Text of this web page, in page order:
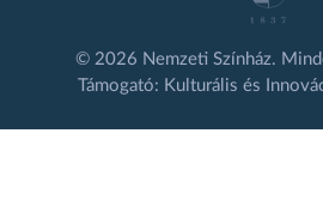
© 2026 Nemzeti Színház.
Támogató: Kulturális és